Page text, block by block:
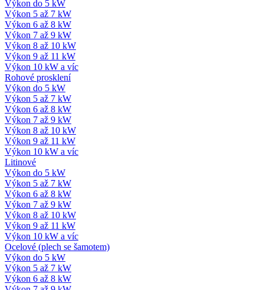
Výkon do 5 kW
Výkon 5 až 7 kW
Výkon 6 až 8 kW
Výkon 7 až 9 kW
Výkon 8 až 10 kW
Výkon 9 až 11 kW
Výkon 10 kW a víc
Rohové prosklení
Výkon do 5 kW
Výkon 5 až 7 kW
Výkon 6 až 8 kW
Výkon 7 až 9 kW
Výkon 8 až 10 kW
Výkon 9 až 11 kW
Výkon 10 kW a víc
Litinové
Výkon do 5 kW
Výkon 5 až 7 kW
Výkon 6 až 8 kW
Výkon 7 až 9 kW
Výkon 8 až 10 kW
Výkon 9 až 11 kW
Výkon 10 kW a víc
Ocelové (plech se šamotem)
Výkon do 5 kW
Výkon 5 až 7 kW
Výkon 6 až 8 kW